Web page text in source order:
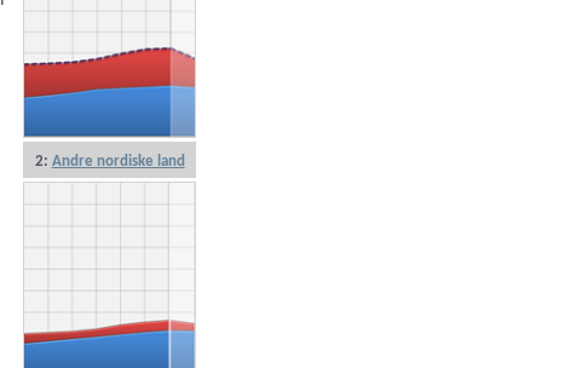
2: Andre nordiske land